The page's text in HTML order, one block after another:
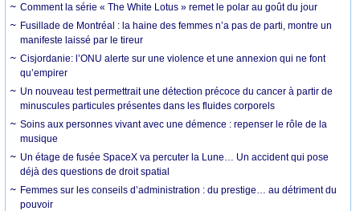
Comment la série « The White Lotus » remet le polar au goût du jour
Fusillade de Montréal : la haine des femmes n’a pas de parti, montre un
manifeste laissé par le tireur
Cisjordanie: l’ONU alerte sur une violence et une annexion qui ne font
qu’empirer
Un nouveau test permettrait une détection précoce du cancer à partir de
minuscules particules présentes dans les fluides corporels
Soins aux personnes vivant avec une démence : repenser le rôle de la
musique
Un étage de fusée SpaceX va percuter la Lune… Un accident qui pose
déjà des questions de droit spatial
Femmes sur les conseils d’administration : du prestige… au détriment du
pouvoir